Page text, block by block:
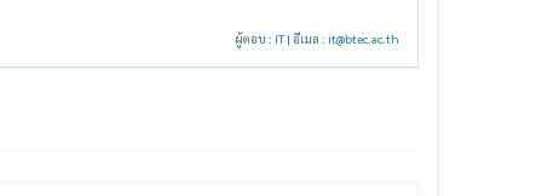
ผู้ตอบ : IT | อีเมล : it@btec.ac.th